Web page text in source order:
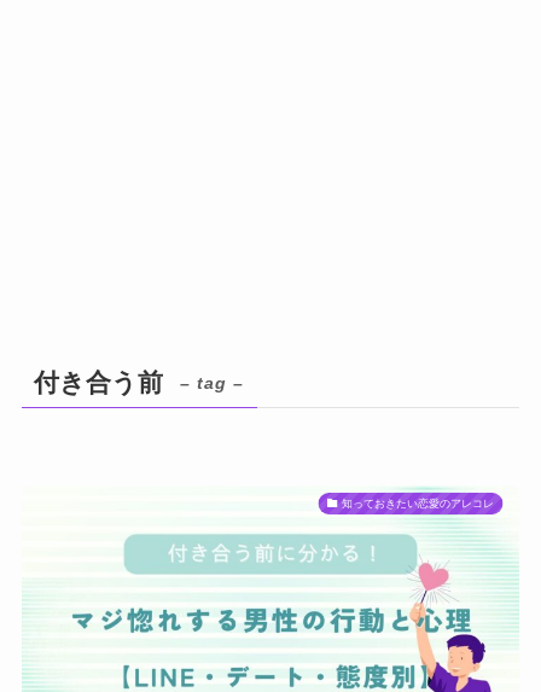
付き合う前 – tag –
知っておきたい恋愛のアレコレ